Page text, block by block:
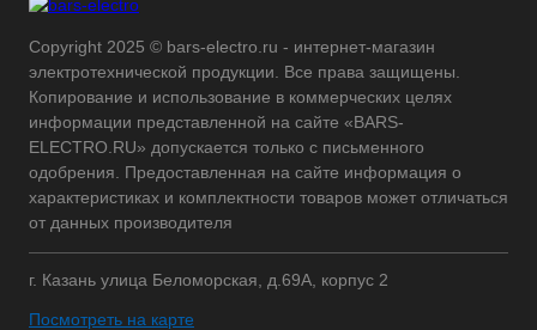
Copyright 2025 © bars-electro.ru - интернет-магазин
электротехнической продукции. Все права защищены.
Копирование и использование в коммерческих целях
информации представленной на сайте «BARS-
ELECTRO.RU» допускается только с письменного
одобрения. Предоставленная на сайте информация о
характеристиках и комплектности товаров может отличаться
от данных производителя
г. Казань улица Беломорская, д.69А, корпус 2
Посмотреть на карте